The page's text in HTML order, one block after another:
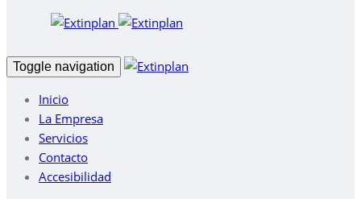
Toggle navigation
Inicio
La Empresa
Servicios
Contacto
Accesibilidad